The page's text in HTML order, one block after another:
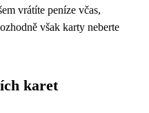
vrátíte peníze včas,
však karty neberte
karet